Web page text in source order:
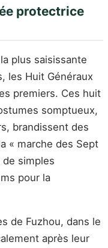
protectrice
plus saisissante
les Huit Généraux
premiers. Ces huit
somptueux,
brandissent des
« marche des Sept
de simples
pour la
de Fuzhou, dans le
après leur